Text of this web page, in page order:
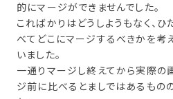
的にマージができませんでした。
こればかりはどうしようもなく、
べてどこにマージするべきかを考
いました。
一通りマージし終えてから実際の
ジ前に比べるとましではあるもの